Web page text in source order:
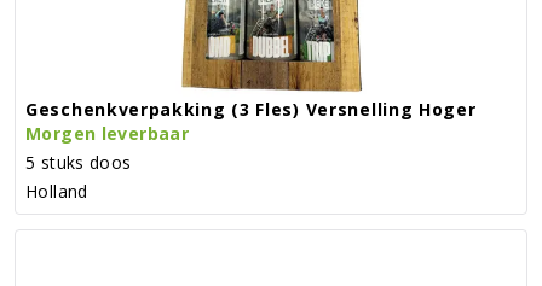
Geschenkverpakking (3 Fles) Versnelling Hoger
Morgen leverbaar
5 stuks doos
Holland